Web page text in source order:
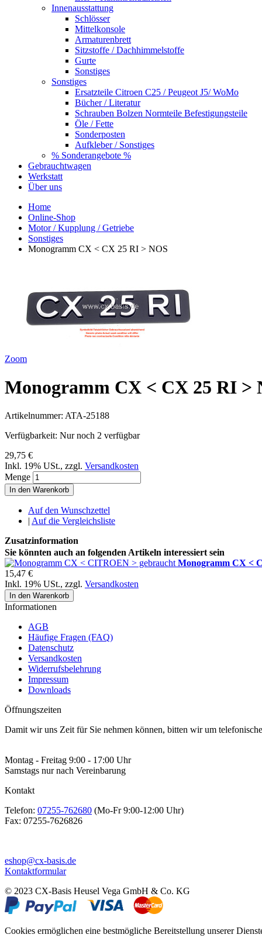
Innenausstattung
Schlösser
Mittelkonsole
Armaturenbrett
Sitzstoffe / Dachhimmelstoffe
Gurte
Sonstiges
Sonstiges
Ersatzteile Citroen C25 / Peugeot J5/ WoMo
Bücher / Literatur
Schrauben Bolzen Normteile Befestigungsteile
Öle / Fette
Sonderposten
Aufkleber / Sonstiges
% Sonderangebote %
Gebrauchtwagen
Werkstatt
Über uns
Home
Online-Shop
Motor / Kupplung / Getriebe
Sonstiges
Monogramm CX < CX 25 RI > NOS
Zoom
Monogramm CX < CX 25 RI >
Artikelnummer: ATA-25188
Verfügbarkeit: Nur noch 2 verfügbar
29,75 €
Inkl. 19% USt., zzgl. Versandkosten
Menge
In den Warenkorb
Auf den Wunschzettel
| Auf die Vergleichsliste
Zusatzinformation
Sie könnten auch an folgenden Artikeln interessiert sein
Monogramm CX <
15,47 €
Inkl. 19% USt., zzgl. Versandkosten
In den Warenkorb
Informationen
AGB
Häufige Fragen (FAQ)
Datenschutz
Versandkosten
Widerrufsbelehrung
Impressum
Downloads
Öffnungszeiten
Damit wir uns Zeit für Sie nehmen können, bitten wir um
Montag - Freitag 9:00 - 17:00 Uhr
Samstags nur nach Vereinbarung
Kontakt
Telefon: 07255-762680 (Mo-Fr 9:00-12:00 Uhr)
Fax: 07255-7626826
eshop@cx-basis.de
Kontaktformular
© 2023 CX-Basis Heusel Vega GmbH & Co. KG
Cookies ermöglichen eine bestmögliche Bereitstellung unserer